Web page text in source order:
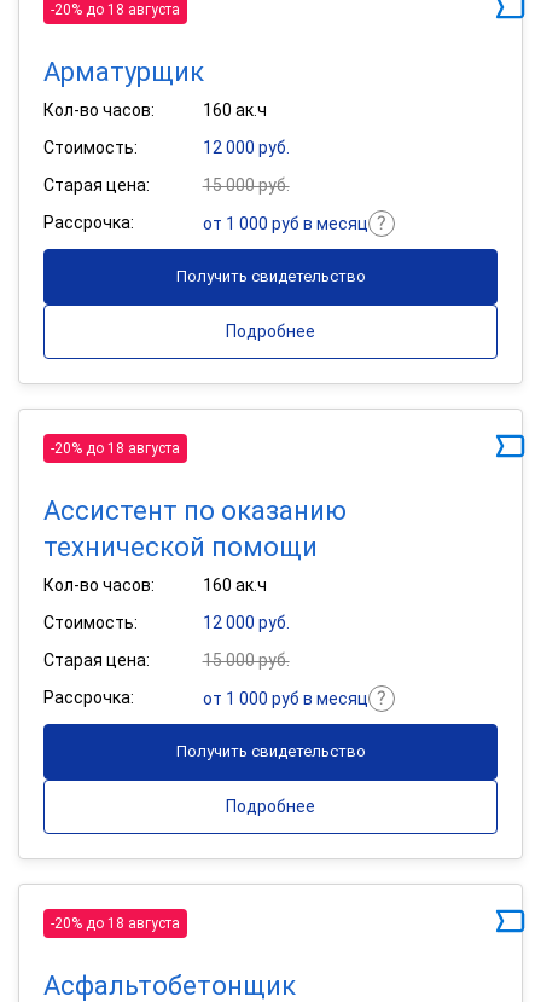
-20% до 18 августа
Арматурщик
Кол-во часов:
160 ак.ч
Стоимость:
12 000 руб.
Старая цена:
15 000 руб.
Рассрочка:
от 1 000 руб в месяц
Получить свидетельство
Подробнее
-20% до 18 августа
Ассистент по оказанию
технической помощи
Кол-во часов:
160 ак.ч
Стоимость:
12 000 руб.
Старая цена:
15 000 руб.
Рассрочка:
от 1 000 руб в месяц
Получить свидетельство
Подробнее
-20% до 18 августа
Асфальтобетонщик